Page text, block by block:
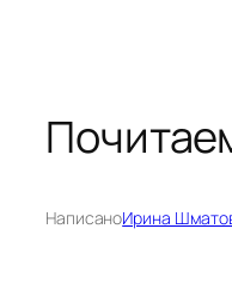
НаписаноИрина